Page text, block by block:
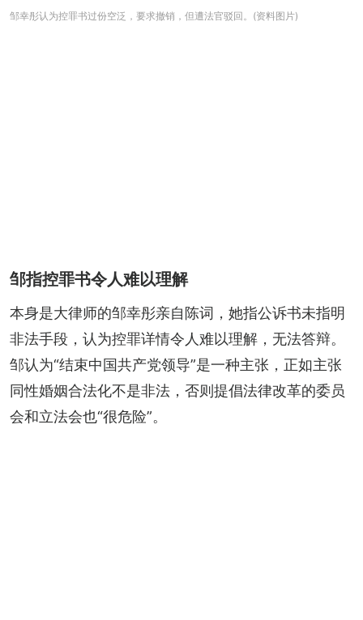
邹幸彤认为控罪书过份空泛，要求撤销，但遭法官驳回。(资料图片)
邹指控罪书令人难以理解
本身是大律师的邹幸彤亲自陈词，她指公诉书未指明
非法手段，认为控罪详情令人难以理解，无法答辩。
邹认为“结束中国共产党领导”是一种主张，正如主张
同性婚姻合法化不是非法，否则提倡法律改革的委员
会和立法会也“很危险”。